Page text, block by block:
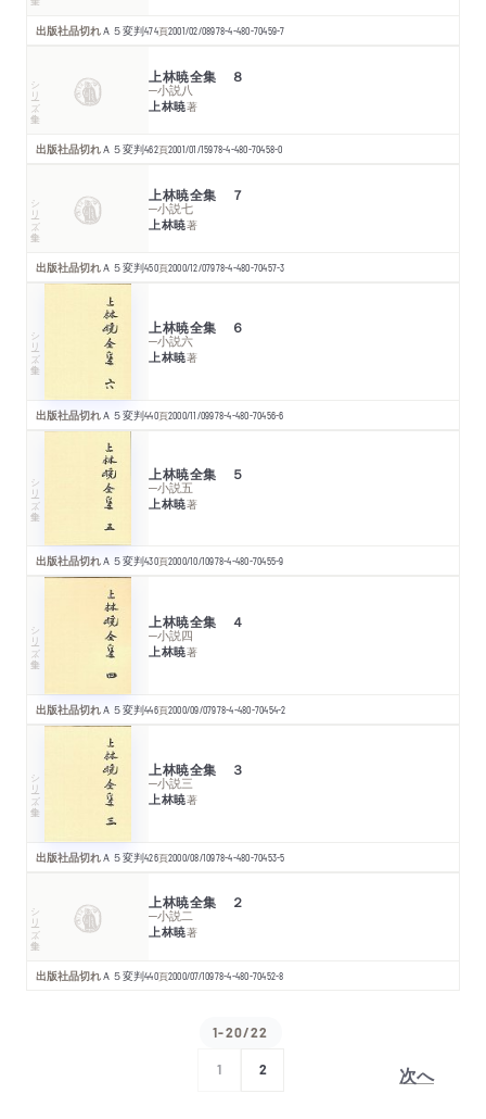
出版社品切れＡ５変判474頁2001/02/08978-4-480-70459-7
シリーズ・全集 上林暁全集 ８
─小説八
上林暁著
出版社品切れＡ５変判462頁2001/01/15978-4-480-70458-0
シリーズ・全集 上林暁全集 ７
─小説七
上林暁著
出版社品切れＡ５変判450頁2000/12/07978-4-480-70457-3
シリーズ・全集 上林暁全集 ６
─小説六
上林暁著
出版社品切れＡ５変判440頁2000/11/09978-4-480-70456-6
シリーズ・全集 上林暁全集 ５
─小説五
上林暁著
出版社品切れＡ５変判430頁2000/10/10978-4-480-70455-9
シリーズ・全集 上林暁全集 ４
─小説四
上林暁著
出版社品切れＡ５変判446頁2000/09/07978-4-480-70454-2
シリーズ・全集 上林暁全集 ３
─小説三
上林暁著
出版社品切れＡ５変判426頁2000/08/10978-4-480-70453-5
シリーズ・全集 上林暁全集 ２
─小説二
上林暁著
出版社品切れＡ５変判440頁2000/07/10978-4-480-70452-8
1-20/22
1 2 次へ